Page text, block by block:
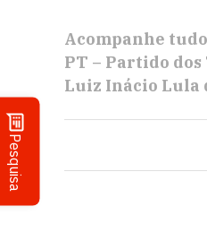
Pesquisa
Acompanhe
PT – Partido
Luiz Inácio Lula